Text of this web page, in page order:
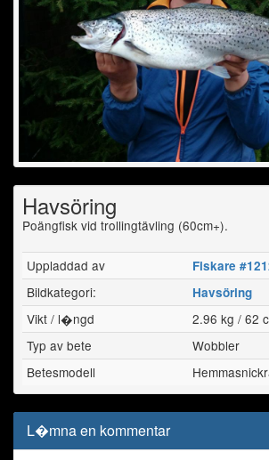
Havsöring
Poängfisk vid trollingtävling (60cm+).
Uppladdad av Fiskare
Bildkategori: Havsöring
Vikt / l�ngd
2.96 kg / 62
Typ av bete
Wobbler
Betesmodell
L�mna en kommentar